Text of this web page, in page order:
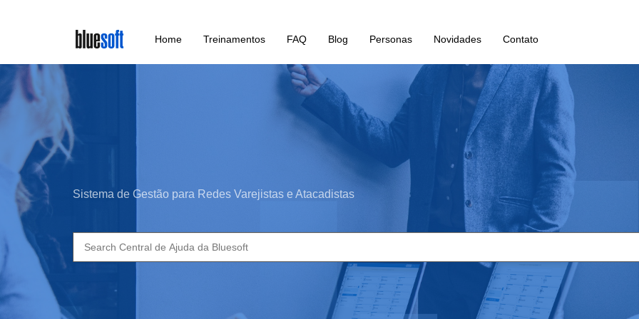
main
content
Home Treinamentos FAQ Blog Personas Novidades Contato
Sistema de Gestão para Redes Varejistas e Atacadistas
Search
for: